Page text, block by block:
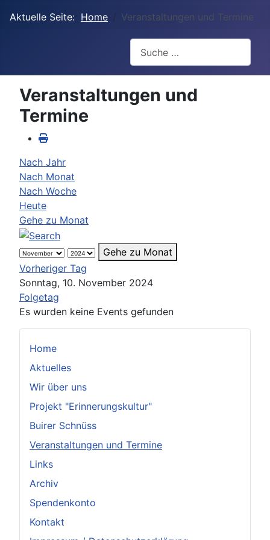
Aktuelle Seite: Home Veranstaltungen und Termine
Home
Aktuelles
Wir über uns
Projekt "Erinnerungskultur"
Buirer Schnüss
Veranstaltungen und Termine
Links
Archiv
Spendenkonto
Kontakt
Veranstaltungen und
Termine
Nach Jahr
Nach Monat
Nach Woche
Heute
Gehe zu Monat
Gehe zu Monat
Vorheriger Tag
Sonntag, 10. November 2024
Folgetag
Es wurden keine Events gefunden